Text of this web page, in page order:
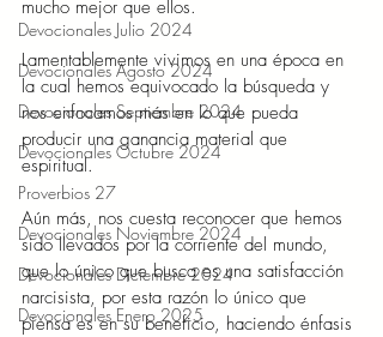
Devocionales Julio 2024
Devocionales Agosto 2024
Devocionales Septiembre 2024
Devocionales Octubre 2024
Proverbios 27
Devocionales Noviembre 2024
Devocionales Diciembre 2024
Devocionales Enero 2025
mucho mejor que ellos.
Lamentablemente vivimos en una época en
la cual hemos equivocado la búsqueda y
nos enfocamos más en lo que pueda
producir una ganancia material que
espiritual.
Aún más, nos cuesta reconocer que hemos
sido llevados por la corriente del mundo,
que lo único que busca es una satisfacción
narcisista, por esta razón lo único que
piensa es en su beneficio, haciendo énfasis